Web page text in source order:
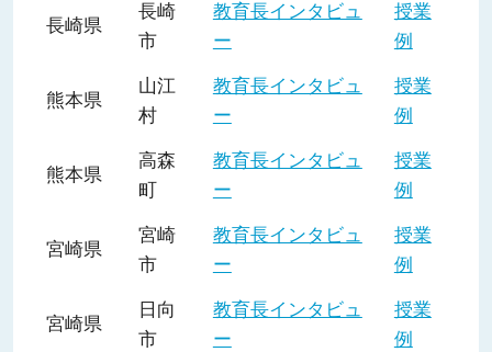
長崎県
長崎
市
教育長インタビュ
ー
授業
例
熊本県
山江
村
教育長インタビュ
ー
授業
例
熊本県
高森
町
教育長インタビュ
ー
授業
例
宮崎県
宮崎
市
教育長インタビュ
ー
授業
例
宮崎県
日向
市
教育長インタビュ
ー
授業
例